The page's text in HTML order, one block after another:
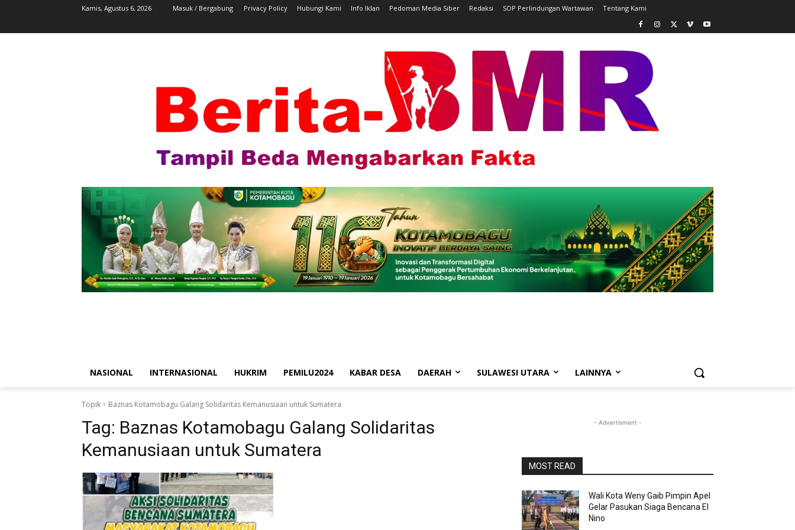
Kamis, Agustus 6, 2026 Masuk / Bergabung Privacy Policy Hubungi Kami Info Iklan Pedoman Media Siber Redaksi SOP Perlindungan Wartawan Tentang Kami
NASIONAL INTERNASIONAL HUKRIM PEMILU2024 KABAR DESA DAERAH SULAWESI UTARA LAINNYA
Topik Baznas Kotamobagu Galang Solidaritas Kemanusiaan untuk Sumatera
Tag: Baznas Kotamobagu Galang Solidaritas
Kemanusiaan untuk Sumatera
- Advertisment -
MOST READ
Wali Kota Weny Gaib Pimpin Apel
Gelar Pasukan Siaga Bencana El
Nino